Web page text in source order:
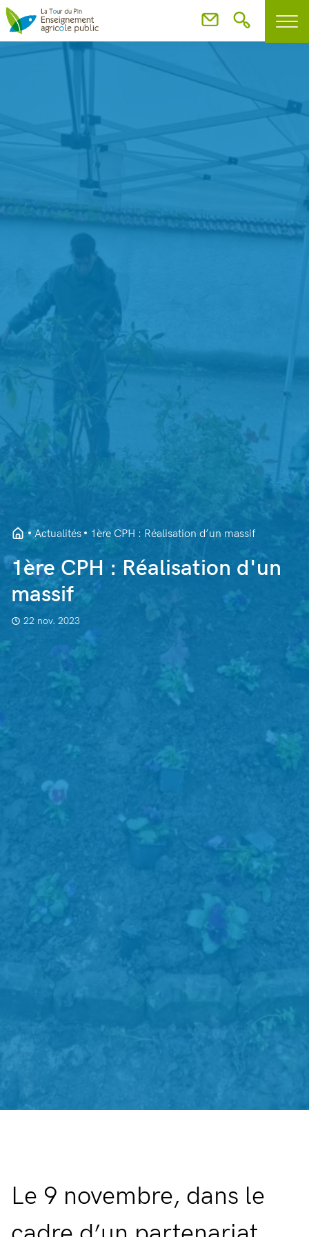
1ère CPH : Réalisation d'un
massif
Actualités 1ère CPH : Réalisation d’un massif
22 nov. 2023
Le 9 novembre, dans le